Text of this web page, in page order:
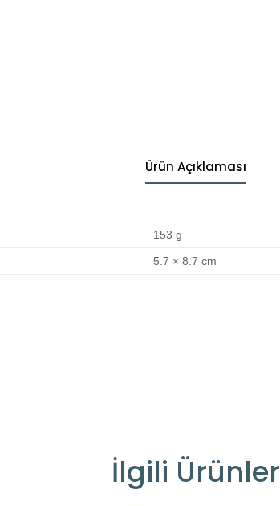
Ürün Açıklaması
153 g
5.7 × 8.7 cm
İlgili Ürünler